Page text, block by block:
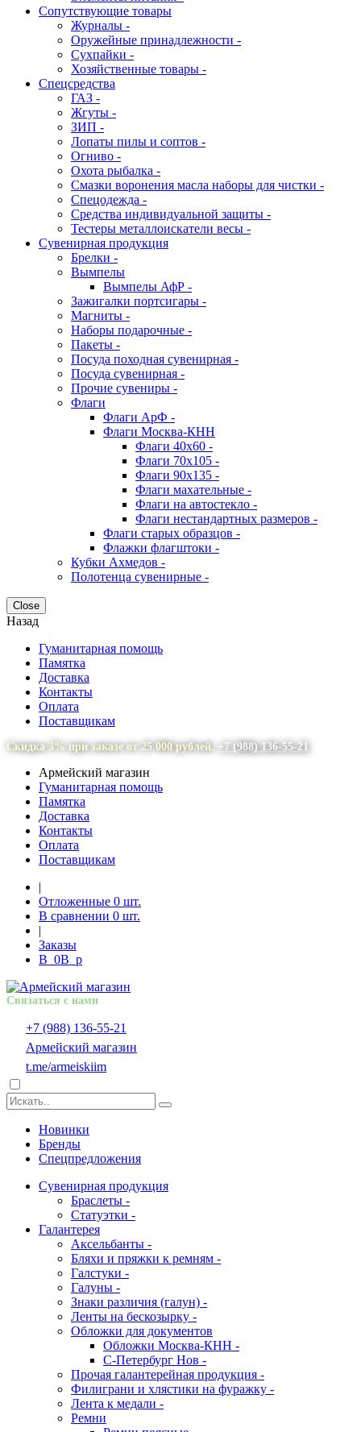
Сопутствующие товары
Журналы -
Оружейные принадлежности -
Сухпайки -
Хозяйственные товары -
Спецсредства
ГАЗ -
Жгуты -
ЗИП -
Лопаты пилы и соптов -
Огниво -
Охота рыбалка -
Смазки воронения масла наборы для чистки -
Спецодежда -
Средства индивидуальной защиты -
Тестеры металлоискатели весы -
Сувенирная продукция
Брелки -
Вымпелы
Вымпелы АфР -
Зажигалки портсигары -
Магниты -
Наборы подарочные -
Пакеты -
Посуда походная сувенирная -
Посуда сувенирная -
Прочие сувениры -
Флаги
Флаги АрФ -
Флаги Москва-КНН
Флаги 40х60 -
Флаги 70х105 -
Флаги 90х135 -
Флаги махательные -
Флаги на автостекло -
Флаги нестандартных размеров -
Флаги старых образцов -
Флажки флагштоки -
Кубки Ахмедов -
Полотенца сувенирные -
Close
Назад
Гуманитарная помощь
Памятка
Доставка
Контакты
Оплата
Поставщикам
Скидка 3% при заказе от 25 000 рублей. +7 (988) 136-55-21
Армейский магазин
Гуманитарная помощь
Памятка
Доставка
Контакты
Оплата
Поставщикам
|
Отложенные 0 шт.
В сравнении 0 шт.
|
Заказы
В 0В p
Связаться с нами
+7 (988) 136-55-21
Армейский магазин
t.me/armeiskiim
Новинки
Бренды
Спецпредложения
Сувенирная продукция
Браслеты -
Статуэтки -
Галантерея
Аксельбанты -
Бляхи и пряжки к ремням -
Галстуки -
Галуны -
Знаки различия (галун) -
Ленты на бескозырку -
Обложки для документов
Обложки Москва-КНН -
С-Петербург Нов -
Прочая галантерейная продукция -
Филиграни и хлястики на фуражку -
Лента к медали -
Ремни